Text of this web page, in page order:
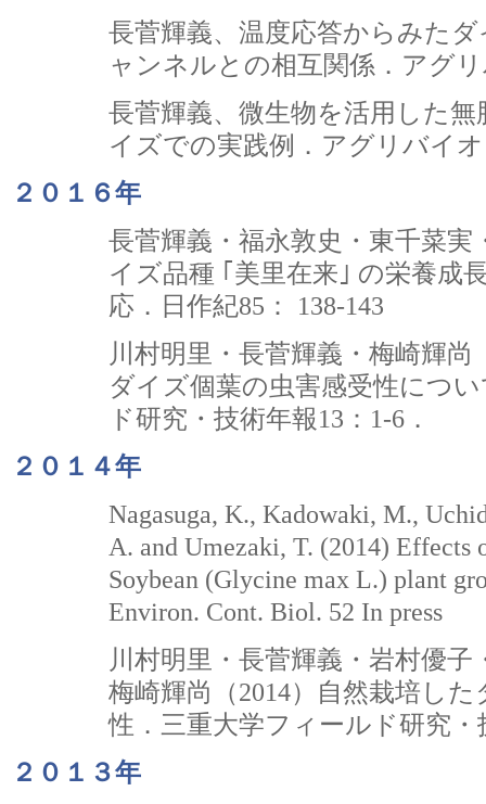
長菅輝義、温度応答からみた
ャンネルとの相互関係．アグリ
長菅輝義、微生物を活用した
イズでの実践例．アグリバイオ
２０１６年
長菅輝義・福永敦史・東千菜実
イズ品種 ｢美里在来｣ の栄養成
応．日作紀85： 138-143
川村明里・長菅輝義・梅崎輝尚
ダイズ個葉の虫害感受性につ
ド研究・技術年報13：1-6．
２０１４年
Nagasuga, K., Kadowaki, M.,
A. and Umezaki, T. (2014) Effects
Soybean (Glycine max L.) plant
Environ. Cont. Biol. 52 In press
川村明里・長菅輝義・岩村優
梅崎輝尚（2014）自然栽培し
性．三重大学フィールド研究・
２０１３年